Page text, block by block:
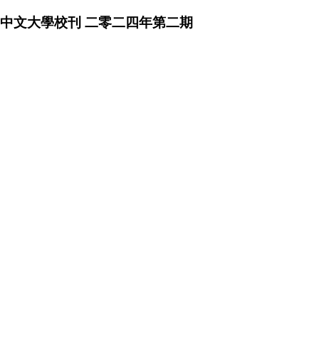
中文大學校刊 二零二四年第二期